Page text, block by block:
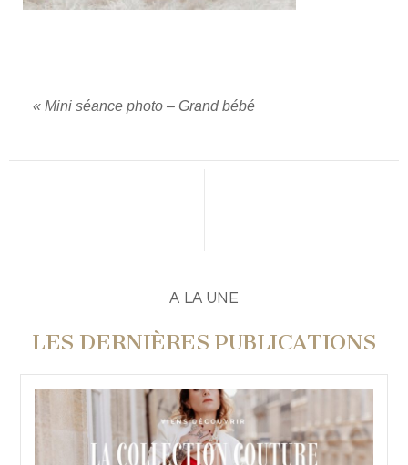
« Mini séance photo – Grand bébé
A LA UNE
LES DERNIÈRES PUBLICATIONS